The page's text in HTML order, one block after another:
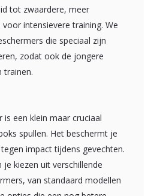
tot zwaardere, meer
intensievere training. We
die speciaal zijn
zodat ook de jongere
trainen.
is een klein maar cruciaal
spullen. Het beschermt je
impact tijdens gevechten.
je kiezen uit verschillende
van standaard modellen